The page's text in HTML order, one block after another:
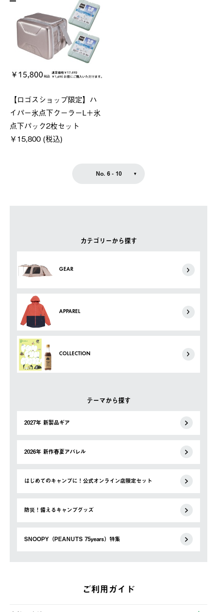
カテゴリーから探す
GEAR
APPAREL
COLLECTION
テーマから探す
2027年 新製品ギア
2026年 新作春夏アパレル
はじめてのキャンプに！公式オンライン店限定セット
防災！備えるキャンプグッズ
SNOOPY（PEANUTS 75years）特集
【ロゴスショップ限定】ハ
イパー氷点下クーラーL＋氷
点下パック2枚セット
￥15,800 (税込)
No. 6 - 10
ご利用ガイド